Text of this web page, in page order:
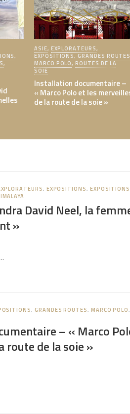
,
,
ASIE, EXPLORATEURS,
EXPOSITIONS, GRANDES
MARCO POLO, ROUTES DE LA
SOIE
Installation documentaire –
« Marco Polo et les
de la route de la soie »
, EXPOSITIONS,
David Neel, la
»
, GRANDES ROUTES, MARCO POLO
– « Marco
route de la soie »